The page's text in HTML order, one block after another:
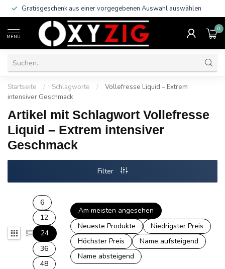
Gratisgeschenk aus einer vorgegebenen Auswahl auswählen
MENU
0
Startseite / Schlagworte /
Vollefresse Liquid – Extrem
intensiver Geschmack
Artikel mit Schlagwort Vollefresse
Liquid – Extrem intensiver
Geschmack
Filter
6
12
24
36
48
Am meisten angesehen
Neueste Produkte
Niedrigster Preis
Höchster Preis
Name aufsteigend
Name absteigend